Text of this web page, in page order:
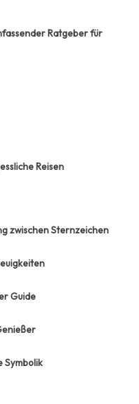
Ratgeber für
Reisen
zwischen Sternzeichen
Guide
Symbolik